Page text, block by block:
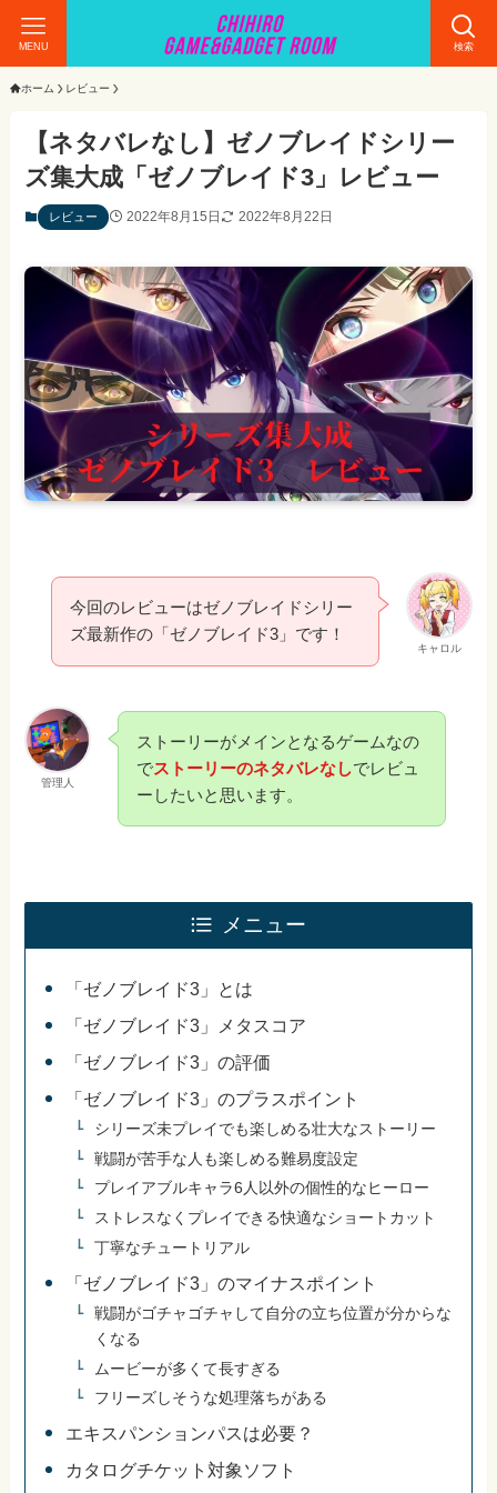
検索
MENU
ホーム レビュー
【ネタバレなし】ゼノブレイドシリー
ズ集大成「ゼノブレイド3」レビュー
レビュー 2022年8月15日 2022年8月22日
キャロル
今回のレビューはゼノブレイドシリー
ズ最新作の「ゼノブレイド3」です！
管理人
ストーリーがメインとなるゲームなの
でストーリーのネタバレなしでレビュ
ーしたいと思います。
メニュー
「ゼノブレイド3」とは
「ゼノブレイド3」メタスコア
「ゼノブレイド3」の評価
「ゼノブレイド3」のプラスポイント
シリーズ未プレイでも楽しめる壮大なストーリー
戦闘が苦手な人も楽しめる難易度設定
プレイアブルキャラ6人以外の個性的なヒーロー
ストレスなくプレイできる快適なショートカット
丁寧なチュートリアル
「ゼノブレイド3」のマイナスポイント
戦闘がゴチャゴチャして自分の立ち位置が分からな
くなる
ムービーが多くて長すぎる
フリーズしそうな処理落ちがある
エキスパンションパスは必要？
カタログチケット対象ソフト